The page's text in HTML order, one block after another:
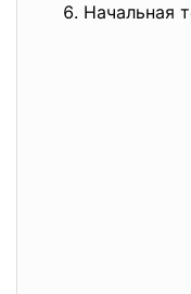
Начальная